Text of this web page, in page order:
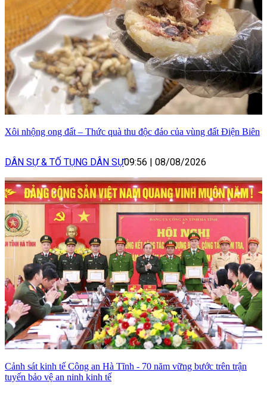
Xôi nhộng ong đất – Thức quà thu độc đáo của vùng đất Điện Biên
DÂN SỰ & TỐ TỤNG DÂN SỰ09:56 08/08/2026
Cảnh sát kinh tế Công an Hà Tĩnh - 70 năm vững bước trên trận
tuyến bảo vệ an ninh kinh tế